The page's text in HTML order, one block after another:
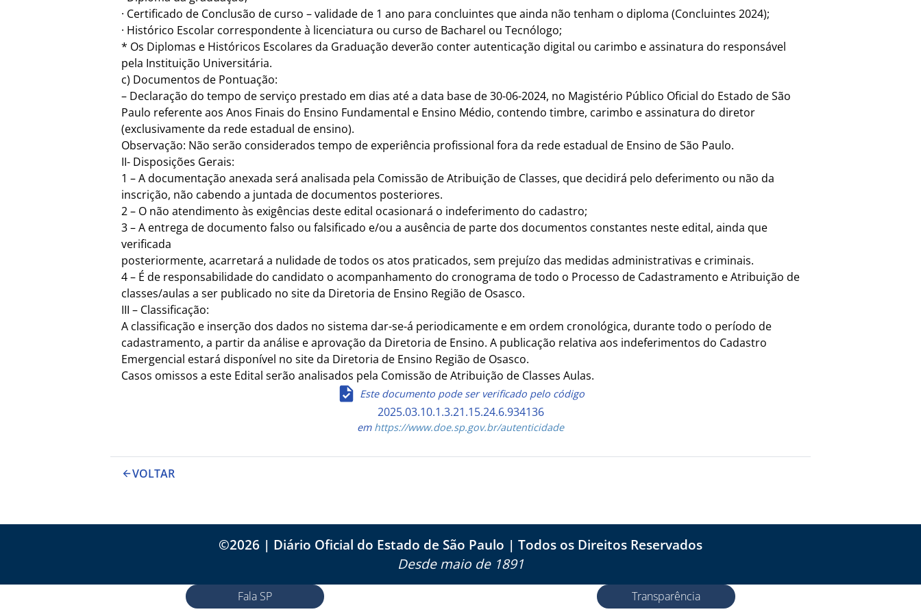
· Certificado de Conclusão de curso – validade de 1 ano para concluintes que ainda não tenham o diploma (Concluintes 2024);
· Histórico Escolar correspondente à licenciatura ou curso de Bacharel ou Tecnólogo;
* Os Diplomas e Históricos Escolares da Graduação deverão conter autenticação digital ou carimbo e assinatura do responsável
pela Instituição Universitária.
c) Documentos de Pontuação:
– Declaração do tempo de serviço prestado em dias até a data base de 30-06-2024, no Magistério Público Oficial do Estado de São
Paulo referente aos Anos Finais do Ensino Fundamental e Ensino Médio, contendo timbre, carimbo e assinatura do diretor
(exclusivamente da rede estadual de ensino).
Observação: Não serão considerados tempo de experiência profissional fora da rede estadual de Ensino de São Paulo.
II- Disposições Gerais:
1 – A documentação anexada será analisada pela Comissão de Atribuição de Classes, que decidirá pelo deferimento ou não da
inscrição, não cabendo a juntada de documentos posteriores.
2 – O não atendimento às exigências deste edital ocasionará o indeferimento do cadastro;
3 – A entrega de documento falso ou falsificado e/ou a ausência de parte dos documentos constantes neste edital, ainda que
verificada
posteriormente, acarretará a nulidade de todos os atos praticados, sem prejuízo das medidas administrativas e criminais.
4 – É de responsabilidade do candidato o acompanhamento do cronograma de todo o Processo de Cadastramento e Atribuição de
classes/aulas a ser publicado no site da Diretoria de Ensino Região de Osasco.
III – Classificação:
A classificação e inserção dos dados no sistema dar-se-á periodicamente e em ordem cronológica, durante todo o período de
cadastramento, a partir da análise e aprovação da Diretoria de Ensino. A publicação relativa aos indeferimentos do Cadastro
Emergencial estará disponível no site da Diretoria de Ensino Região de Osasco.
Casos omissos a este Edital serão analisados pela Comissão de Atribuição de Classes Aulas.
Este documento pode ser verificado pelo código
2025.03.10.1.3.21.15.24.6.934136
emhttps://www.doe.sp.gov.br/autenticidade
VOLTAR
©2026 | Diário Oficial do Estado de São Paulo | Todos os Direitos Reservados
Desde maio de 1891
Fala SP Transparência